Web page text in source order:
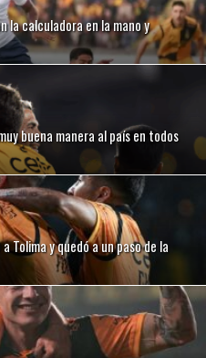
la calculadora en la mano y
buena manera al país en todos
Tolima y quedó a un paso de la